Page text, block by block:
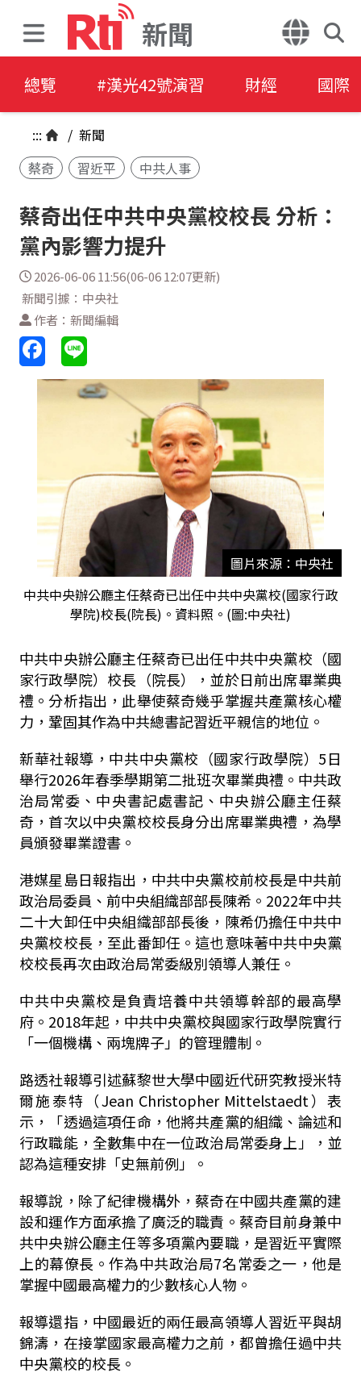
新聞
總覽 #漢光42號演習 財經 國際
::: / 新聞
蔡奇
習近平 中共人事
蔡奇出任中共中央黨校校長 分析：
黨內影響力提升
2026-06-06 11:56(06-06 12:07更新)
新聞引據：中央社
作者：新聞編輯
圖片來源：中央社
中共中央辦公廳主任蔡奇已出任中共中央黨校(國家行政
學院)校長(院長)。資料照。(圖:中央社)
中共中央辦公廳主任蔡奇已出任中共中央黨校（國
家行政學院）校長（院長），並於日前出席畢業典
禮。分析指出，此舉使蔡奇幾乎掌握共產黨核心權
力，鞏固其作為中共總書記習近平親信的地位。
新華社報導，中共中央黨校（國家行政學院）5日
舉行2026年春季學期第二批班次畢業典禮。中共政
治局常委、中央書記處書記、中央辦公廳主任蔡
奇，首次以中央黨校校長身分出席畢業典禮，為學
員頒發畢業證書。
港媒星島日報指出，中共中央黨校前校長是中共前
政治局委員、前中央組織部部長陳希。2022年中共
二十大卸任中央組織部部長後，陳希仍擔任中共中
央黨校校長，至此番卸任。這也意味著中共中央黨
校校長再次由政治局常委級別領導人兼任。
中共中央黨校是負責培養中共領導幹部的最高學
府。2018年起，中共中央黨校與國家行政學院實行
「一個機構、兩塊牌子」的管理體制。
路透社報導引述蘇黎世大學中國近代研究教授米特
爾施泰特（Jean Christopher Mittelstaedt）表
示，「透過這項任命，他將共產黨的組織、論述和
行政職能，全數集中在一位政治局常委身上」，並
認為這種安排「史無前例」。
報導說，除了紀律機構外，蔡奇在中國共產黨的建
設和運作方面承擔了廣泛的職責。蔡奇目前身兼中
共中央辦公廳主任等多項黨內要職，是習近平實際
上的幕僚長。作為中共政治局7名常委之一，他是
掌握中國最高權力的少數核心人物。
報導還指，中國最近的兩任最高領導人習近平與胡
錦濤，在接掌國家最高權力之前，都曾擔任過中共
中央黨校的校長。